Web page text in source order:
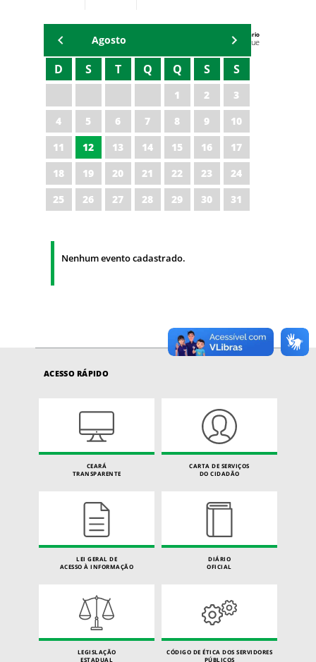
Agenda do Secretário
Zezinho Albuquerque
Agosto
D S T Q Q S S
1 2
3
4
5 6 7 8 9
10
11
12 13 14 15 16
17
18
19 20 21 22 23
24
25
26 27 28 29 30 31
Nenhum evento cadastrado.
ACESSO RÁPIDO
CEARÁ
TRANSPARENTE
CARTA DE SERVIÇOS
DO CIDADÃO
LEI GERAL DE
ACESSO À INFORMAÇÃO
DIÁRIO
OFICIAL
LEGISLAÇÃO
ESTADUAL
CÓDIGO DE ÉTICA DOS SERVIDORES
PÚBLICOS